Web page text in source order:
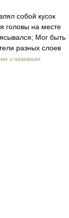
собой кусок
головы на месте
Мог быть
разных слоев
и названиях